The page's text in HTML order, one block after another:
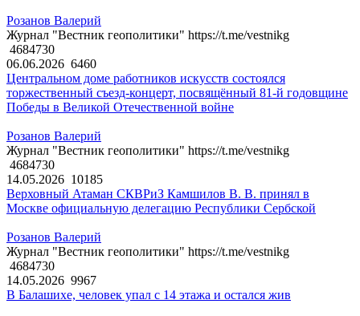
Розанов Валерий
Журнал "Вестник геополитики" https://t.me/vestnikg
4684730
06.06.2026 6460
Центральном доме работников искусств состоялся
торжественный съезд-концерт, посвящённый 81-й годовщине
Победы в Великой Отечественной войне
Розанов Валерий
Журнал "Вестник геополитики" https://t.me/vestnikg
4684730
14.05.2026 10185
Верховный Атаман СКВРиЗ Камшилов В. В. принял в
Москве официальную делегацию Республики Сербской
Розанов Валерий
Журнал "Вестник геополитики" https://t.me/vestnikg
4684730
14.05.2026 9967
В Балашихе, человек упал с 14 этажа и остался жив